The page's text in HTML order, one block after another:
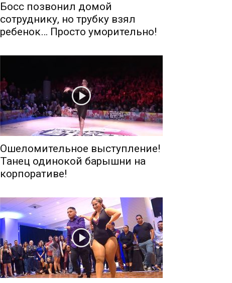
Босс позвонил домой
сотруднику, но трубку взял
ребенок… Просто уморительно!
Ошеломительное выступление!
Танец одинокой барышни на
корпоративе!